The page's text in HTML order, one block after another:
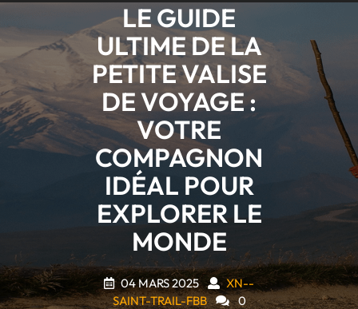
LE GUIDE
ULTIME DE LA
PETITE VALISE
DE VOYAGE :
VOTRE
COMPAGNON
IDÉAL POUR
EXPLORER LE
MONDE
04 MARS 2025
XN--
SAINT-TRAIL-FBB
0